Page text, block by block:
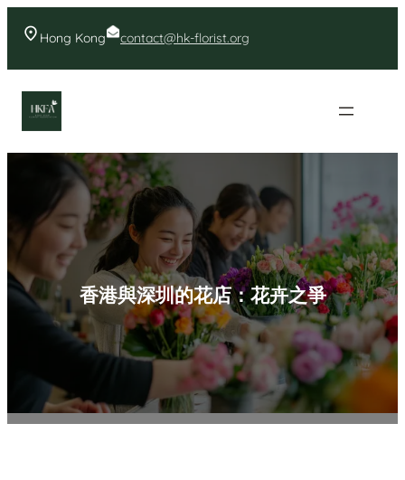
Hong Kong contact@hk-florist.org
香港與深圳的花店：花卉之爭